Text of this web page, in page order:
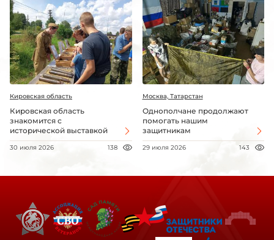
Кировская область
Кировская область
знакомится с
исторической выставкой
30 июля 2026 138
Москва, Татарстан
Однополчане продолжают
помогать нашим
защитникам
29 июля 2026 143